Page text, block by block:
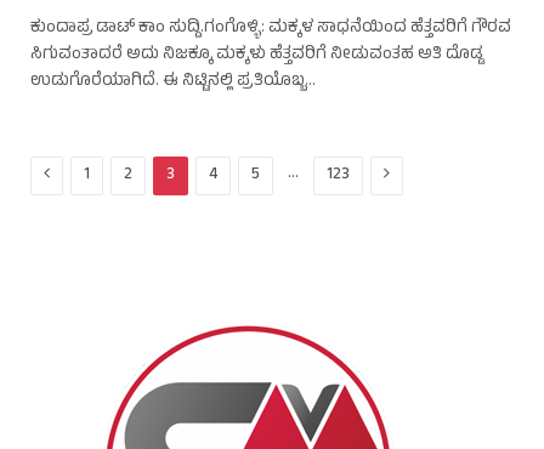
ಕುಂದಾಪ್ರ ಡಾಟ್‌ ಕಾಂ ಸುದ್ದಿ.ಗಂಗೊಳ್ಳಿ: ಮಕ್ಕಳ ಸಾಧನೆಯಿಂದ ಹೆತ್ತವರಿಗೆ ಗೌರವ
ಸಿಗುವಂತಾದರೆ ಅದು ನಿಜಕ್ಕೂ ಮಕ್ಕಳು ಹೆತ್ತವರಿಗೆ ನೀಡುವಂತಹ ಅತಿ ದೊಡ್ಡ
ಉಡುಗೊರೆಯಾಗಿದೆ. ಈ ನಿಟ್ಟಿನಲ್ಲಿ ಪ್ರತಿಯೊಬ್ಬ…
Previous
1 2 3 4 5 … 123 Next